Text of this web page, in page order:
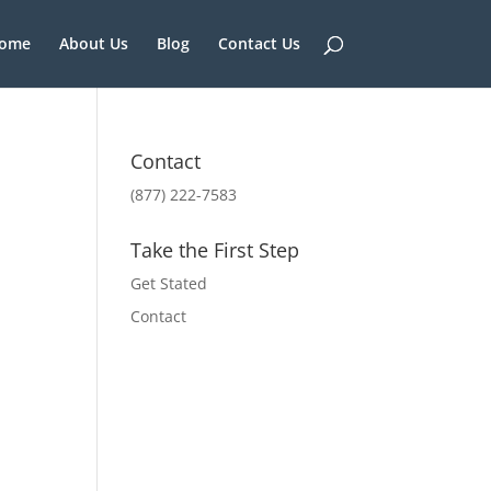
About Us Blog Contact Us
Contact
(877) 222-7583
Take the First Step
Get Stated
Contact